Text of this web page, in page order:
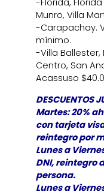
-Florida,
Munro, Villa
-Carapachay.
mínimo.
-Villa Ballester,
Centro, San
Acassuso
DESCUENTOS
Martes: 20%
con tarjeta
reintegro por
Lunes a
DNI, reintegro
persona.
Lunes a